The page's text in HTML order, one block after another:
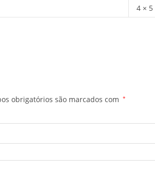
4 × 5
obrigatórios são marcados com *